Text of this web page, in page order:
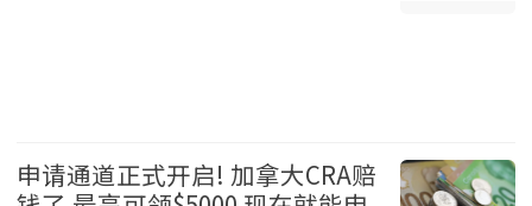
申请通道正式开启! 加拿大CRA赔